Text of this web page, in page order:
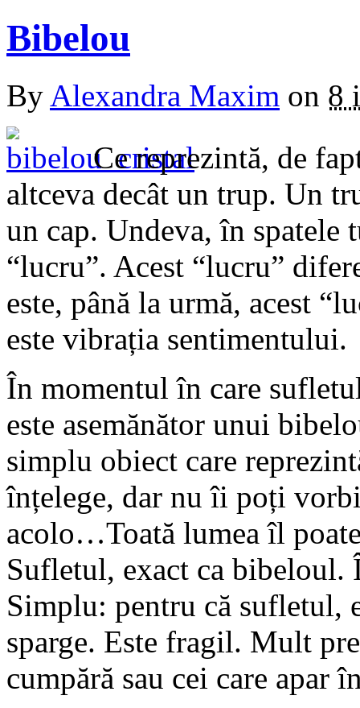
Bibelou
By Alexandra Maxim on 8
Ce reprezintă, de
altceva decât un trup. Un
un cap. Undeva, în spatele
“lucru”. Acest “lucru”
este, până la urmă, acest
este vibrația sentimentului.
În momentul în care
este asemănător unui
simplu obiect care
înțelege, dar nu îi poți
acolo…Toată lumea îl
Sufletul, exact ca bibeloul.
Simplu: pentru că sufletul,
sparge. Este fragil. Mult
cumpără sau cei care apar